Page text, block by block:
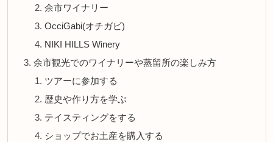
余市ワイナリー
OcciGabi(オチガビ)
NIKI HILLS Winery
余市観光でのワイナリーや蒸留所の楽しみ方
ツアーに参加する
歴史や作り方を学ぶ
テイスティングをする
ショップでお土産を購入する